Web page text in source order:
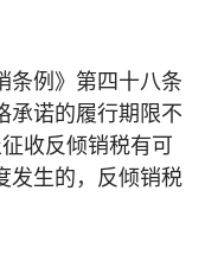
例》第四十八条
承诺的履行期限不
收反倾销税有可
发生的，反倾销税